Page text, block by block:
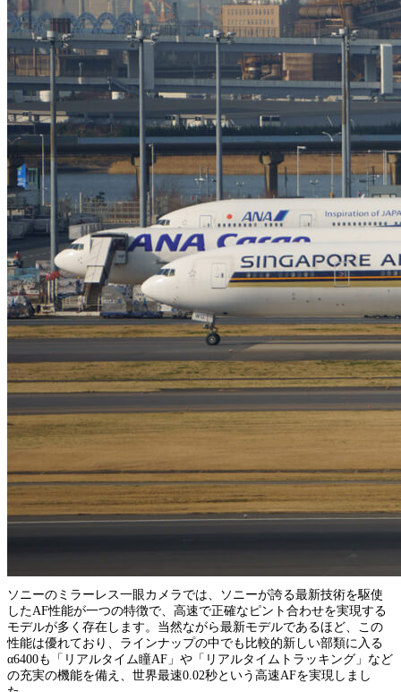
ソニーのミラーレス一眼カメラでは、ソニーが誇る最新技術を駆使
したAF性能が一つの特徴で、高速で正確なピント合わせを実現する
モデルが多く存在します。当然ながら最新モデルであるほど、この
性能は優れており、ラインナップの中でも比較的新しい部類に入る
α6400も「リアルタイム瞳AF」や「リアルタイムトラッキング」など
の充実の機能を備え、世界最速0.02秒という高速AFを実現しまし